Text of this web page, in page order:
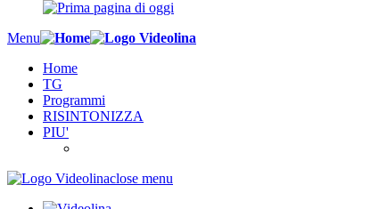
Menu
Home
TG
Programmi
RISINTONIZZA
PIU'
close menu